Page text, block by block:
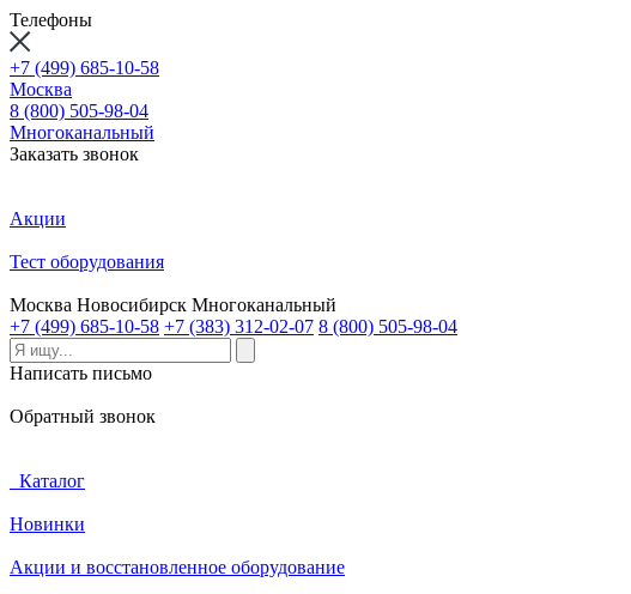
Телефоны
+7 (499) 685-10-58
Москва
8 (800) 505-98-04
Многоканальный
Заказать звонок
Акции
Тест оборудования
Москва Новосибирск Многоканальный
+7 (499) 685-10-58 +7 (383) 312-02-07 8 (800) 505-98-04
Написать письмо
Обратный звонок
Каталог
Новинки
Акции и восстановленное оборудование